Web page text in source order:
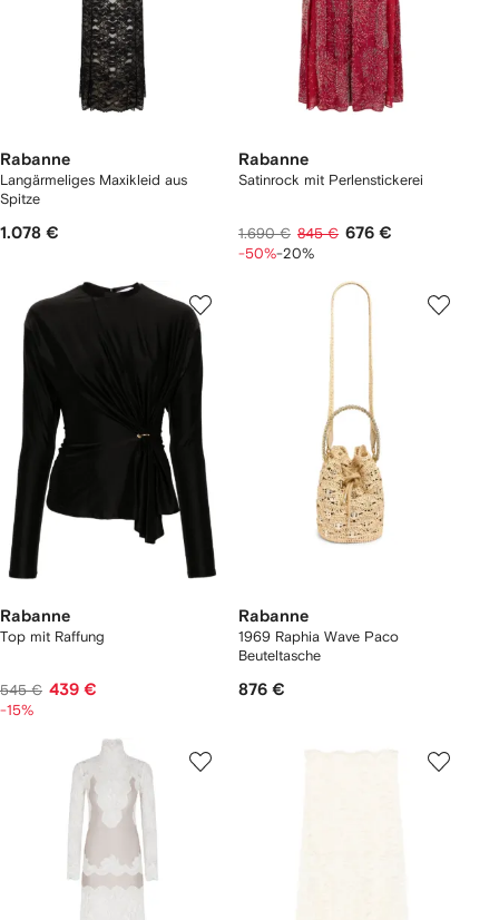
Rabanne
Langärmeliges Maxikleid aus
Spitze
1.078 €
Rabanne
Satinrock mit Perlenstickerei
1.690 € 845 € 676 €
-50%-20%
Rabanne
Top mit Raffung
545 € 439 €
-15%
Rabanne
1969 Raphia Wave Paco
Beuteltasche
876 €